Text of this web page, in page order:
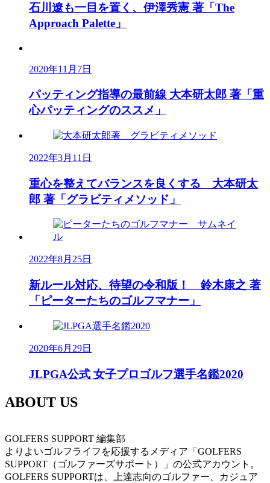
石川遼も一目を置く、伊澤秀憲 著「The
Approach Palette」
2020年11月7日
パッティング指導の最前線 大本研太郎 著「重
心パッティングのススメ」
2022年3月11日
重心を整えてバランスを良くする 大本研太
郎 著「グラビティメソッド」
2022年8月25日
新ルール対応、待望の令和版！ 鈴木康之 著
「ピーターたちのゴルフマナー」
2020年6月29日
JLPGA公式 女子プロゴルフ選手名鑑2020
ABOUT US
GOLFERS SUPPORT 編集部
よりよいゴルフライフを応援するメディア「GOLFERS
SUPPORT（ゴルファーズサポート）」の公式アカウント。
GOLFERS SUPPORTは、上達志向のゴルファー、カジュア